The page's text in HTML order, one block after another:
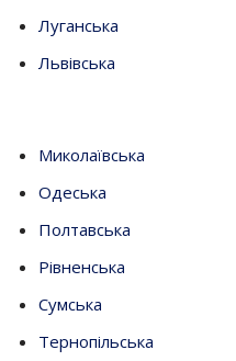
Луганська
Львівська
Миколаївська
Одеська
Полтавська
Рівненська
Сумська
Тернопільська